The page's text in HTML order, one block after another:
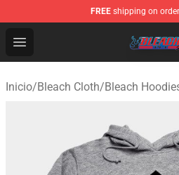
FREE shipping on
Open menu
Bleach Store - Official
Inicio/Bleach Cloth/Bleach